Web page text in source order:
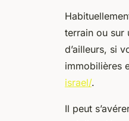
terrain ou sur
d’ailleurs, si
immobilières
israel/.
Il peut